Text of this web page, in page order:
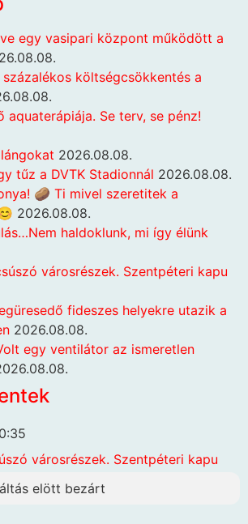
egy vasipari központ működött a
költségcsökkentés a
aquaterápiája. Se terv, se pénz!
2026.08.08.
tűz a DVTK Stadionnál 2026.08.08.
🥔 Ti mivel szeretitek a
2026.08.08.
haldoklunk, mi így élünk
városrészek. Szentpéteri kapu
fideszes helyekre utazik a
2026.08.08.
egy ventilátor az ismeretlen
városrészek. Szentpéteri kapu
elött bezárt